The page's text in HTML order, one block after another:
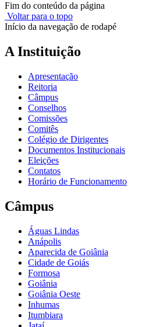
Fim do conteúdo da página
Voltar para o topo
Início da navegação de rodapé
A Instituição
Apresentação
Reitoria
Câmpus
Conselhos
Comissões
Comitês
Colégio de Dirigentes
Documentos Institucionais
Eleições
Contatos
Horário de Funcionamento
Câmpus
Águas Lindas
Anápolis
Aparecida de Goiânia
Cidade de Goiás
Formosa
Goiânia
Goiânia Oeste
Inhumas
Itumbiara